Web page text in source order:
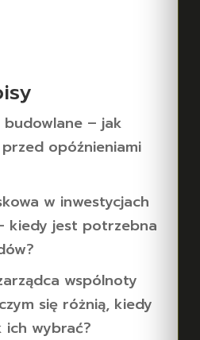
– jak
opóźnieniami
w inwestycjach
kiedy jest potrzebna
wspólnoty
się różnią, kiedy
ich wybrać?